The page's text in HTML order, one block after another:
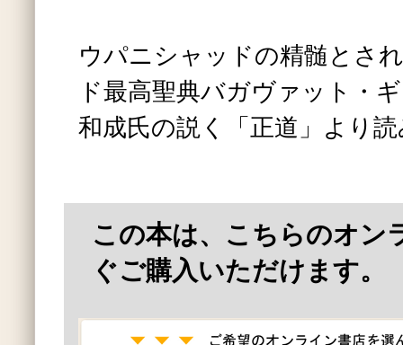
ウパニシャッドの精髄とさ
ド最高聖典バガヴァット・
和成氏の説く「正道」より
この本は、こちらのオン
ぐご購入いただけます。